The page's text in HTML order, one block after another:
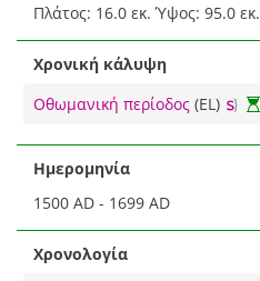
Πλάτος: 16.0 εκ. Ύψος: 95.0
Χρονική κάλυψη
Οθωμανική περίοδος (EL)
Ημερομηνία
1500 AD - 1699 AD
Χρονολογία